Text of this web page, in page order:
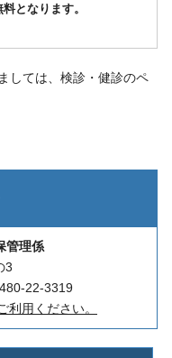
となります。
しては、検診・健診のペ
管理係
3
22-3319
利用ください。